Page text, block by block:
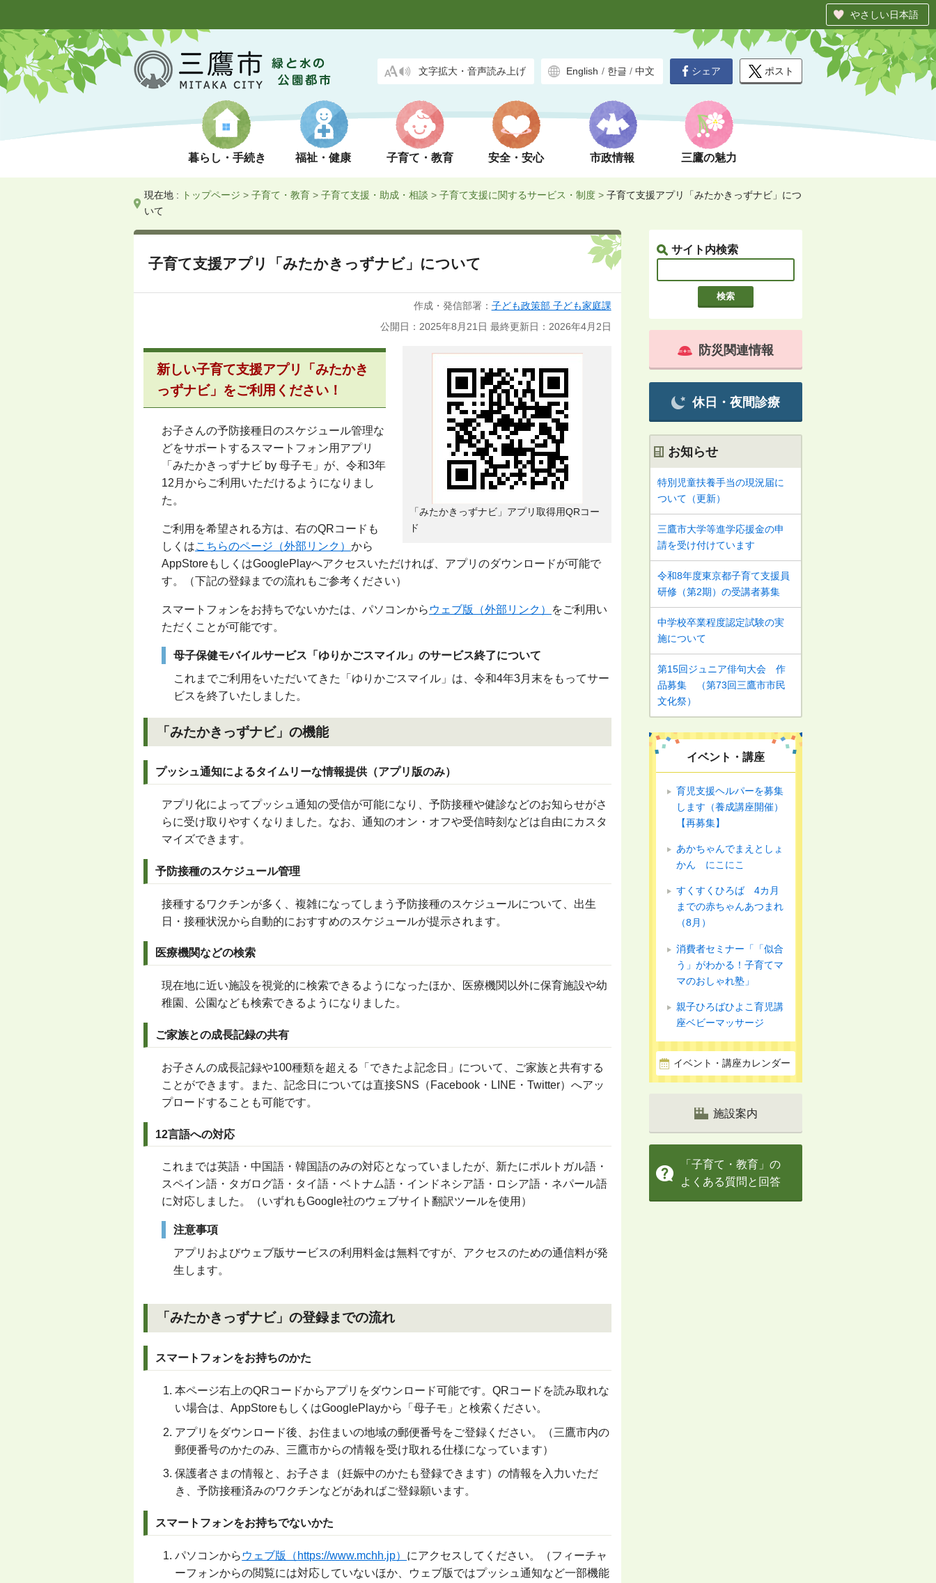
やさしい日本語
文字拡大・音声読み上げ English / 한글 / 中文
暮らし・手続き 福祉・健康 子育て・教育 安全・安心 市政情報 三鷹の魅力
シェア ポスト
現在地 : トップページ > 子育て・教育 > 子育て支援・助成・相談 > 子育て支援に関するサービス・制度 > 子育て支援アプリ「みたかきっずナビ」につ
いて
サイト内検索
子育て支援アプリ「みたかきっずナビ」について
作成・発信部署： 子ども政策部 子ども家庭課
公開日：2025年8月21日 最終更新日：2026年4月2日
「みたかきっずナビ」アプリ取得用QRコー
ド
新しい子育て支援アプリ「みたかき
っずナビ」をご利用ください！
お子さんの予防接種日のスケジュール管理な
どをサポートするスマートフォン用アプリ
「みたかきっずナビ by 母子モ」が、令和3年
12 月からご利用いただけるようになりまし
た。
ご利用を希望される方は、右のQRコードも
しくはこちらのページ（外部リンク） から
AppStoreもしくはGooglePlayへアクセスいただければ、アプリのダウンロードが可能で
す。（下記の登録までの流れもご参考ください）
スマートフォンをお持ちでないかたは、パソコンから ウェブ版（外部リンク）
をご利用い
ただくことが可能です。
母子保健モバイルサービス「ゆりかごスマイル」のサービス終了について
これまでご利用をいただいてきた「ゆりかごスマイル」は、令和4年3月末をもってサー
ビスを終了いたしました。
「みたかきっずナビ」の機能
プッシュ通知によるタイムリーな情報提供（アプリ版のみ）
アプリ化によってプッシュ通知の受信が可能になり、予防接種や健診などのお知らせがさ
らに受け取りやすくなりました。なお、通知のオン・オフや受信時刻などは自由にカスタ
マイズできます。
予防接種のスケジュール管理
接種するワクチンが多く、複雑になってしまう予防接種のスケジュールについて、出生
日・接種状況から自動的におすすめのスケジュールが提示されます。
医療機関などの検索
現在地に近い施設を視覚的に検索できるようになったほか、医療機関以外に保育施設や幼
稚園、公園なども検索できるようになりました。
ご家族との成長記録の共有
お子さんの成長記録や100種類を超える「できたよ記念日」について、ご家族と共有する
ことができます。また、記念日については直接SNS（Facebook・LINE・Twitter）へアッ
プロードすることも可能です。
12言語への対応
これまでは英語・中国語・韓国語のみの対応となっていましたが、新たにポルトガル語・
スペイン語・タガログ語・タイ語・ベトナム語・インドネシア語・ロシア語・ネパール語
に対応しました。（いずれもGoogle社のウェブサイト翻訳ツールを使用）
注意事項
アプリおよびウェブ版サービスの利用料金は無料ですが、アクセスのための通信料が発
生します。
「みたかきっずナビ」の登録までの流れ
スマートフォンをお持ちのかた
本ページ右上のQRコードからアプリをダウンロード可能です。QRコードを読み取れな
い場合は、AppStoreもしくはGooglePlayから「母子モ」と検索ください。
アプリをダウンロード後、お住まいの地域の郵便番号をご登録ください。（三鷹市内の
郵便番号のかたのみ、三鷹市からの情報を受け取れる仕様になっています）
保護者さまの情報と、お子さま（妊娠中のかたも登録できます）の情報を入力いただ
き、予防接種済みのワクチンなどがあればご登録願います。
スマートフォンをお持ちでないかた
パソコンから ウェブ版（ https://www.mchh.jp） にアクセスしてください。（フィーチャ
ーフォンからの閲覧には対応していないほか、ウェブ版ではプッシュ通知など一部機能
防災関連情報
休日・夜間診療
お知らせ
特別児童扶養手当の現況届に
ついて（更新）
三鷹市大学等進学応援金の申
請を受け付けています
令和8年度東京都子育て支援員
研修（第2期）の受講者募集
中学校卒業程度認定試験の実
施について
第15回ジュニア俳句大会 作
品募集 （第73回三鷹市市民
文化祭）
イベント・講座
育児支援ヘルパーを募集
します（養成講座開催）
【再募集】
あかちゃんでまえとしょ
かん にこにこ
すくすくひろば 4カ月
までの赤ちゃんあつまれ
（8月）
消費者セミナー「「似合
う」がわかる！子育てマ
マのおしゃれ塾」
親子ひろばひよこ育児講
座ベビーマッサージ
イベント・講座カレンダー
施設案内
「子育て・教育」の
よくある質問と回答